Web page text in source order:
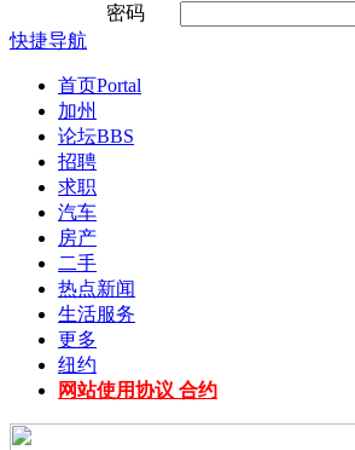
密码
快捷导航
首页Portal
加州
论坛BBS
招聘
求职
汽车
房产
二手
热点新闻
生活服务
更多
纽约
网站使用协议 合约